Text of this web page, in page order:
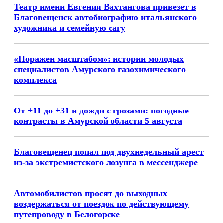
Театр имени Евгения Вахтангова привезет в
Благовещенск автобиографию итальянского
художника и семейную сагу
«Поражен масштабом»: истории молодых
специалистов Амурского газохимического
комплекса
От +11 до +31 и дожди с грозами: погодные
контрасты в Амурской области 5 августа
Благовещенец попал под двухнедельный арест
из-за экстремистского лозунга в мессенджере
Автомобилистов просят до выходных
воздержаться от поездок по действующему
путепроводу в Белогорске